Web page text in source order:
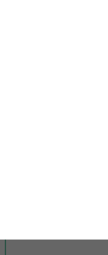
USA 2026 · 97 Min. · E/